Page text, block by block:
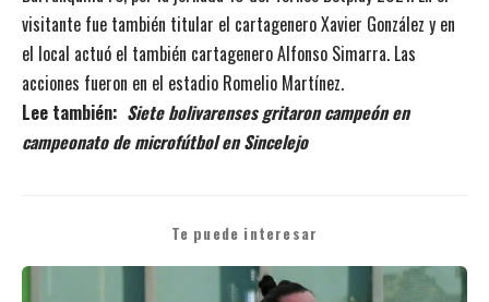
visitante fue también titular el cartagenero Xavier González y en
el local actuó el también cartagenero Alfonso Simarra. Las
acciones fueron en el estadio Romelio Martínez.
Lee también: Siete bolivarenses gritaron campeón en
campeonato de microfútbol en Sincelejo
Te puede interesar